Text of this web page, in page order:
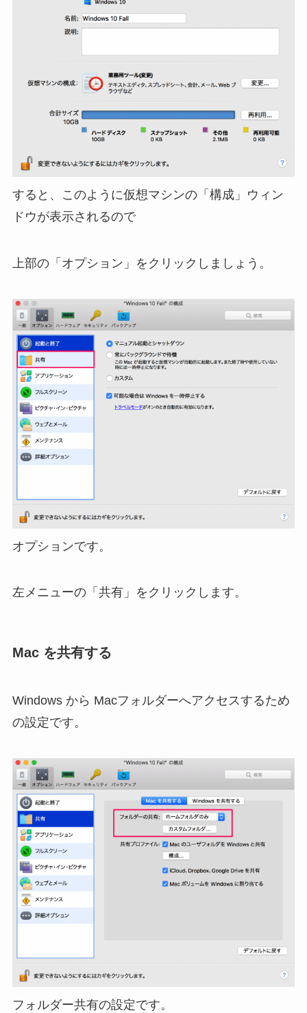
すると、このように仮想マシンの「構成」ウィン
ドウが表示されるので
上部の「オプション」をクリックしましょう。
オプションです。
左メニューの「共有」をクリックします。
Mac を共有する
Windows から Macフォルダーへアクセスするため
の設定です。
フォルダー共有の設定です。